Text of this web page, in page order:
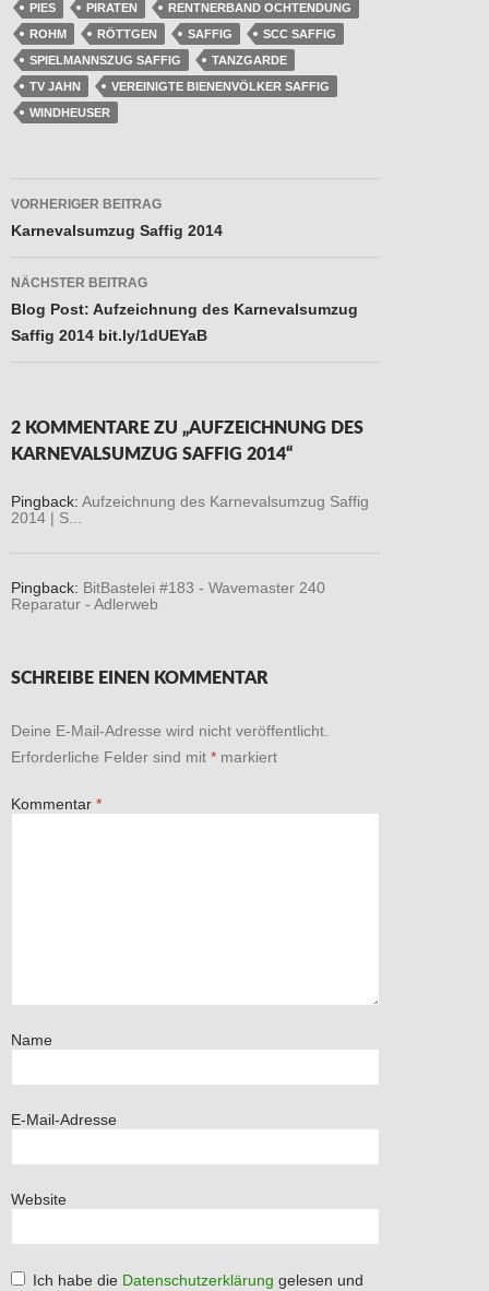
PIES PIRATEN
RENTNERBAND OCHTENDUNG
ROHM
RÖTTGEN SAFFIG
SCC SAFFIG
SPIELMANNSZUG SAFFIG
TANZGARDE
TV JAHN
VEREINIGTE BIENENVÖLKER SAFFIG
WINDHEUSER
Beitragsnavigation
VORHERIGER BEITRAG
Karnevalsumzug Saffig 2014
NÄCHSTER BEITRAG
Blog Post: Aufzeichnung des Karnevalsumzug
Saffig 2014 bit.ly/1dUEYaB
2 KOMMENTARE ZU „AUFZEICHNUNG DES
KARNEVALSUMZUG SAFFIG 2014“
Pingback: Aufzeichnung des Karnevalsumzug Saffig
2014 | S...
Pingback: BitBastelei #183 - Wavemaster 240
Reparatur - Adlerweb
SCHREIBE EINEN KOMMENTAR
Deine E-Mail-Adresse wird nicht veröffentlicht.
Erforderliche Felder sind mit * markiert
Kommentar *
Name
E-Mail-Adresse
Website
Ich habe die Datenschutzerklärung gelesen und